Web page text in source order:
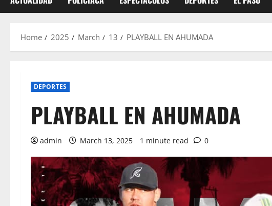
Home 2025 March 13 PLAYBALL EN AHUMADA
DEPORTES
PLAYBALL EN AHUMADA
admin March 13, 2025 1 minute read 0